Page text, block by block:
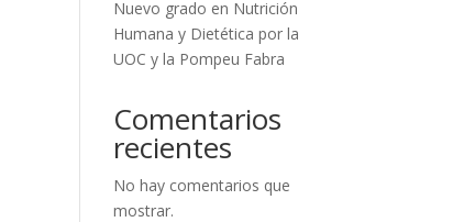
Nuevo grado en Nutrición
Humana y Dietética por la
UOC y la Pompeu Fabra
Comentarios
recientes
No hay comentarios que
mostrar.